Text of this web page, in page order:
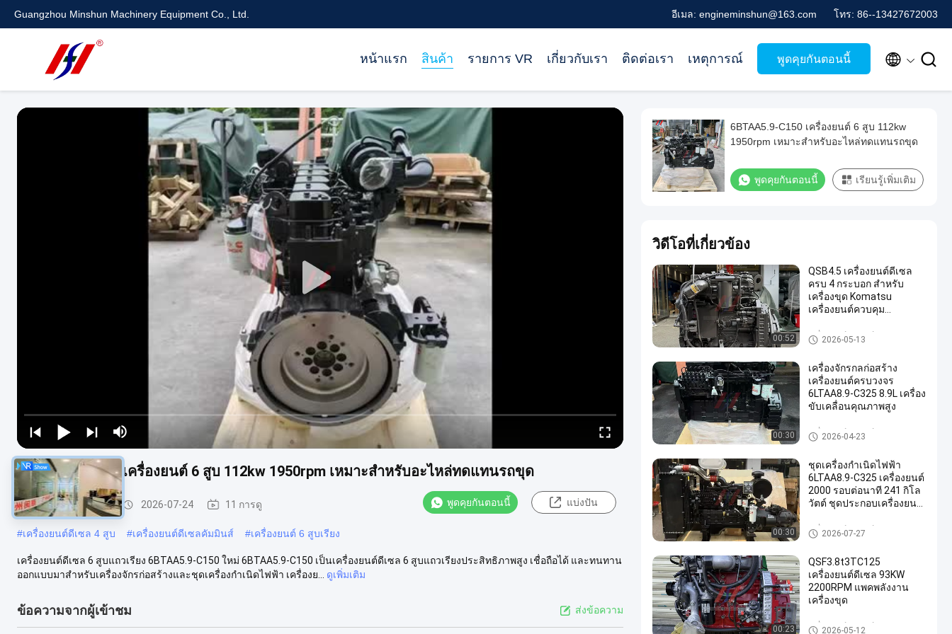
Guangzhou Minshun Machinery Equipment Co., Ltd. อีเมล: engineminshun@163.com โทร: 86--13427672003
หน้าแรก สินค้า รายการ VR เกี่ยวกับเรา ติดต่อเรา เหตุการณ์ พูดคุยกันตอนนี้  
6BTAA5.9-C150 เครื่องยนต์ 6 สูบ 112kw 1950rpm เหมาะสำหรับอะไหล่ทดแทนรถขุด
เครื่องยนต์คัมมินส์ 2026-07-24 11 การดู พูดคุยกันตอนนี้ แบ่งปัน
#เครื่องยนต์ดีเซล 4 สูบ #เครื่องยนต์ดีเซลคัมมินส์ #เครื่องยนต์ 6 สูบเรียง
เครื่องยนต์ดีเซล 6 สูบแถวเรียง 6BTAA5.9-C150 ใหม่ 6BTAA5.9-C150 เป็นเครื่องยนต์ดีเซล 6 สูบแถวเรียงประสิทธิภาพสูง เชื่อถือได้ และทนทาน
ออกแบบมาสำหรับเครื่องจักรก่อสร้างและชุดเครื่องกำเนิดไฟฟ้า เครื่องย...
ดูเพิ่มเติม
ข้อความจากผู้เข้าชม ส่งข้อความ
6BTAA5.9-C150 เครื่องยนต์ 6 สูบ 112kw
1950rpm เหมาะสำหรับอะไหล่ทดแทนรถขุด
พูดคุยกันตอนนี้ เรียนรู้เพิ่มเติม
วิดีโอที่เกี่ยวข้อง
00:52
QSB4.5 เครื่องยนต์ดีเซล
ครบ 4 กระบอก สําหรับ
เครื่องขุด Komatsu
เครื่องยนต์ควบคุม
Rail
เครื่องยนต์คัมมินส์
2026-05-13
00:30
เครื่องจักรกลก่อสร้าง
เครื่องยนต์ครบวงจร
6LTAA8.9-C325 8.9L เครื่อง
ขับเคลื่อนคุณภาพสูง
เครื่องยนต์คัมมินส์
2026-04-23
00:30
ชุดเครื่องกำเนิดไฟฟ้า
6LTAA8.9-C325 เครื่องยนต์
2000 รอบต่อนาที 241 กิโล
วัตต์ ชุดประกอบเครื่องยนต์
เครื่องยนต์คัมมินส์
2026-07-27
00:23
QSF3.8t3TC125
เครื่องยนต์ดีเซล 93KW
2200RPM แพคพลังงาน
เครื่องขุด
เครื่องยนต์คัมมินส์
2026-05-12